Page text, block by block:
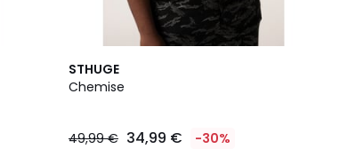
STHUGE
Chemise
49,99 € 34,99 € -30%